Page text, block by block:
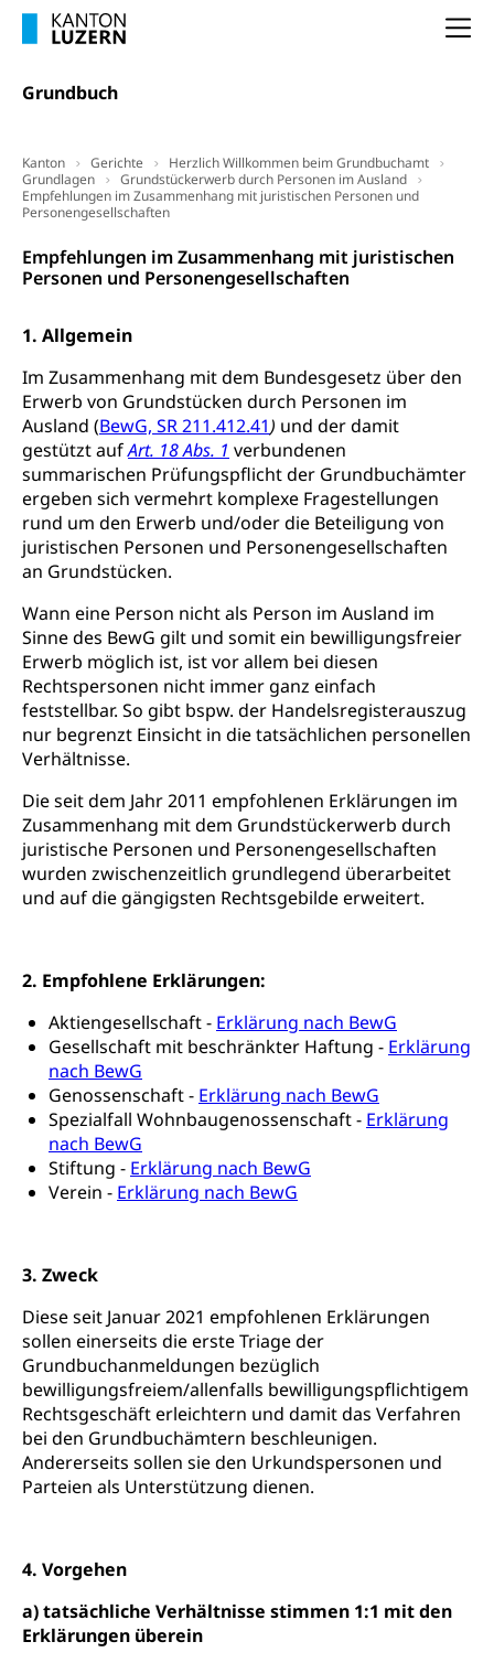
Grundbuch
Kanton Gerichte
Herzlich Willkommen beim Grundbuchamt
Grundlagen
Grundstückerwerb durch Personen im Ausland
Empfehlungen im Zusammenhang mit juristischen Personen und
Personengesellschaften
Empfehlungen im Zusammenhang mit juristischen
Personen und Personengesellschaften
1. Allgemein
Im Zusammenhang mit dem Bundesgesetz über den
Erwerb von Grundstücken durch Personen im
Ausland (BewG, SR 211.412.41) und der damit
gestützt aufArt. 18 Abs. 1 verbundenen
summarischen Prüfungspflicht der Grundbuchämter
ergeben sich vermehrt komplexe Fragestellungen
rund um den Erwerb und/oder die Beteiligung von
juristischen Personen und Personengesellschaften
an Grundstücken.
Wann eine Person nicht als Person im Ausland im
Sinne des BewG gilt und somit ein bewilligungsfreier
Erwerb möglich ist, ist vor allem bei diesen
Rechtspersonen nicht immer ganz einfach
feststellbar. So gibt bspw. der Handelsregisterauszug
nur begrenzt Einsicht in die tatsächlichen personellen
Verhältnisse.
Die seit dem Jahr 2011 empfohlenen Erklärungen im
Zusammenhang mit dem Grundstückerwerb durch
juristische Personen und Personengesellschaften
wurden zwischenzeitlich grundlegend überarbeitet
und auf die gängigsten Rechtsgebilde erweitert.
2. Empfohlene Erklärungen:
Aktiengesellschaft - Erklärung nach BewG
Gesellschaft mit beschränkter Haftung - Erklärung
nach BewG
Genossenschaft - Erklärung nach BewG
Spezialfall Wohnbaugenossenschaft - Erklärung
nach BewG
Stiftung - Erklärung nach BewG
Verein - Erklärung nach BewG
3. Zweck
Diese seit Januar 2021 empfohlenen Erklärungen
sollen einerseits die erste Triage der
Grundbuchanmeldungen bezüglich
bewilligungsfreiem/allenfalls bewilligungspflichtigem
Rechtsgeschäft erleichtern und damit das Verfahren
bei den Grundbuchämtern beschleunigen.
Andererseits sollen sie den Urkundspersonen und
Parteien als Unterstützung dienen.
4. Vorgehen
a) tatsächliche Verhältnisse stimmen 1:1 mit den
Erklärungen überein
Kranken- und Unfallversicherung
Prävention
Tabakprävention, Primärprävention,
Darmkrebsvorsorge
Kantonales Tabakpräventionsprogramm
Prävention (Polizei)
Soziale Sicherheit
Sozialversicherungen, Sozialpolitik,
Arbeitslosenversicherung,
Mutterschaftsversicherung, Krankenversicherung,
Unfallversicherung, Invalidenversicherung,
Sozialhilfe
Kranken- und Unfallversicherung
Krankenversicherung (WAS Luzern)
Existenzsicherung - Sozialhilfe
Soziales und Gesellschaft (Dienststelle)
Opferhilfe
Arbeitslosenversicherung (WAS Luzern)
Invalidenversicherung (WAS Luzern)
Soziale Sicherheit
Sucht und Drogen
Drogenabhängigkeit, Drogensucht,
Medikamentenabhängigkeit,
Arzneimittelabhängigkeit, Suchtkrankheit,
Drogenabhängige, Drogensüchtige,
Betäubungsmittel, Suchtmittel, Psychopharmaka
Fachstelle Sucht Region Luzern
Drogen (Polizei)
Gesundheitsversorgung
Gesundheitsversorgung, Spital, Pflegeinitiative,
Ambulant vor stationär, AVOS, Patientendossier
Gesundheitsversorgung
AHV / IV
Altersrente, Invalidenrente, Witwenrente,
Sozialversicherung, Vorsorgeeinrichtung,
Pensionskasse, erste Säule, zweite Säule, dritte
Säule, Hilflosenentschädigung,
Ergänzungsleistungen, Altersvorsorge,
Todesfallversicherung
Hilfslosenentschädigung (WAS Luzern)
AHV-Hinterlassenenrente (WAS Luzern)
AHV-Beiträge (WAS Luzern)
Informationsstelle AHV/IV
AHV-Altersrente (WAS Luzern)
IV-Leistungen (WAS Luzern)
Behinderung
Körperbehinderung, körperliche Behinderung,
geistige Behinderung, psychische Behinderung,
Erwerbsunfähigkeit, Behinderte
Kultur und Medien
Archive und Bibliotheken
Bücher, Bundesarchiv, Landesbibliothek
Staatsarchiv Luzern
Zentral- und Hochschulbibliothek
Archiv der Denkmalpflege
Kulturelle Einrichtungen
Museen, Theater, Bibliotheken
Dienststelle Kultur
Kulturförderung
Nachwuchsförderung, Vermittlung, Selektive
Werkbeitrag, Produktionsbeitrag, Recherche,
Bildende Kunst, Angewandte Kunst, Theater/Tanz,
Musik, Entwicklung, Programmbeiträge,
Filmförderung, Regionale Förderfonds,
Werkankäufe, Kunstankäufe, Kunst und Bau, Schule
und Kultur, Kulturgesuche, Kulturvermittlung
Kulturförderung und Vermittlung
Schiene und öffentlicher Verkehr
Schienenverkehr, Zugverkehr, Bahnverkehr,
Transportmittel, öffentlicher Verkehr